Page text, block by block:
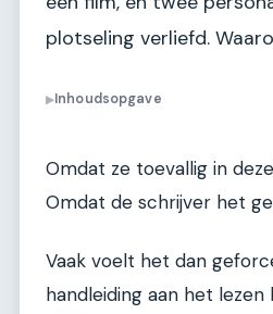
plotseling verliefd.
▶Inhoudsopgave
Omdat ze toevallig in
Omdat de schrijver het
Vaak voelt het dan
handleiding aan het